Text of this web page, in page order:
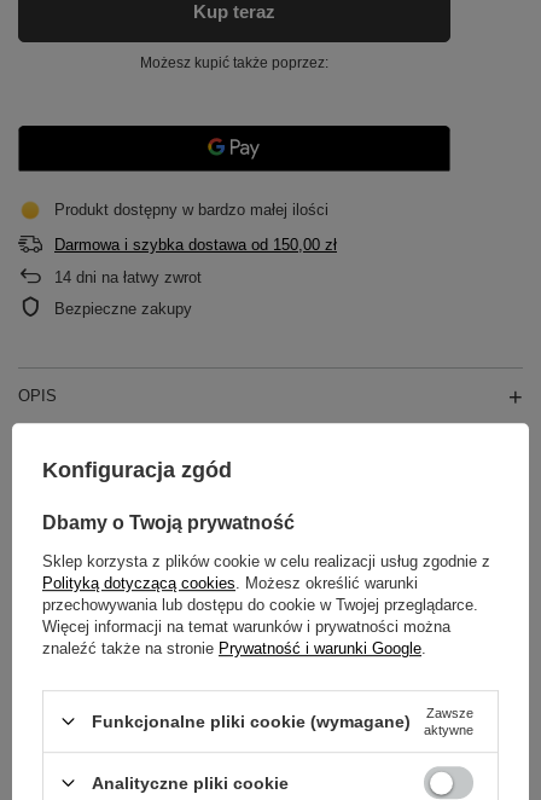
Kup teraz
Możesz kupić także poprzez:
Produkt dostępny w bardzo małej ilości
Darmowa i szybka dostawa od 150,00 zł
14 dni na łatwy zwrot
Bezpieczne zakupy
OPIS
DO POBRANIA
GWARANCJA
Potrzebujesz pomocy? Masz pytania?
Konfiguracja zgód
Dbamy o Twoją prywatność
Sklep korzysta z plików cookie w celu realizacji usług zgodnie z
Polityką dotyczącą cookies . Możesz określić warunki
przechowywania lub dostępu do cookie w Twojej przeglądarce.
Więcej informacji na temat warunków i prywatności można
znaleźć także na stronie Prywatność i warunki Google
Funkcjonalne pliki cookie (wymagane)
Zawsze
aktywne
Analityczne pliki cookie